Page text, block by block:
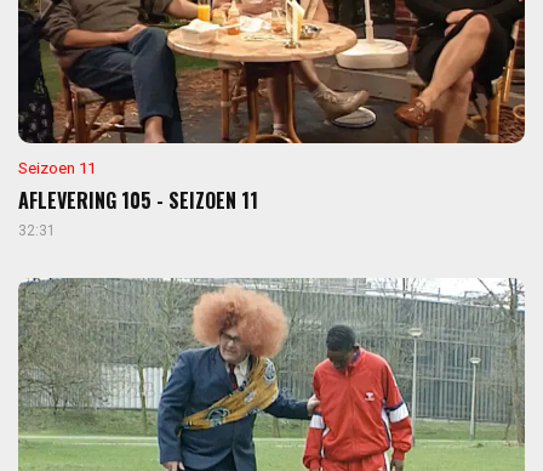
Seizoen 11
AFLEVERING 105 - SEIZOEN 11
32:31